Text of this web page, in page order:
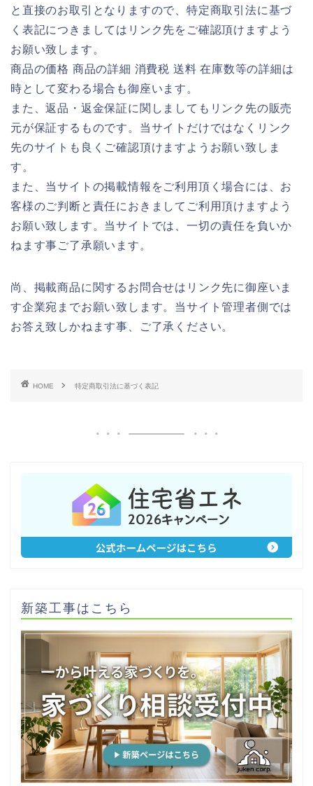
と直接のお取引となりますので、特定商取引法に基づ
く表記につきましてはリンク先をご確認頂けますよう
お願い致します。
商品の価格 商品の詳細 消費税 送料 在庫数等の詳細は
時として変わる場合も御座います。
また、返品・返金保証に関しましてもリンク先の販売
元が保証するものです。当サイトだけではなくリンク
先のサイトも良くご確認頂けますようお願い致しま
す。
また、当サイトの掲載情報をご利用頂く場合には、お
客様のご判断と責任におきましてご利用頂けますよう
お願い致します。当サイトでは、一切の責任を負いか
ねます事ご了承願います。
尚、掲載商品に関するお問合せはリンク先に御座いま
す企業宛までお願い致します。当サイト管理者側では
お答え致しかねます事、ご了承ください。
HOME 特定商取引法に基づく表記
新築工事はこちら